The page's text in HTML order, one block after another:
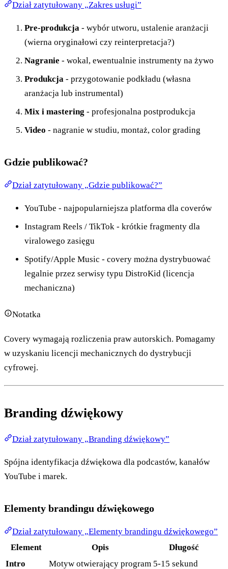
Dział zatytułowany „Zakres usługi”
Pre-produkcja - wybór utworu, ustalenie aranżacji
(wierna oryginałowi czy reinterpretacja?)
Nagranie - wokal, ewentualnie instrumenty na żywo
Produkcja - przygotowanie podkładu (własna
aranżacja lub instrumental)
Mix i mastering - profesjonalna postprodukcja
Video - nagranie w studiu, montaż, color grading
Gdzie publikować?
Dział zatytułowany „Gdzie publikować?”
YouTube - najpopularniejsza platforma dla coverów
Instagram Reels / TikTok - krótkie fragmenty dla
viralowego zasięgu
Spotify/Apple Music - covery można dystrybuować
legalnie przez serwisy typu DistroKid (licencja
mechaniczna)
Notatka
Covery wymagają rozliczenia praw autorskich. Pomagamy
w uzyskaniu licencji mechanicznych do dystrybucji
cyfrowej.
Branding dźwiękowy
Dział zatytułowany „Branding dźwiękowy”
Spójna identyfikacja dźwiękowa dla podcastów, kanałów
YouTube i marek.
Elementy brandingu dźwiękowego
Dział zatytułowany „Elementy brandingu dźwiękowego”
Element
Opis
Długość
Intro
Motyw otwierający program 5-15 sekund